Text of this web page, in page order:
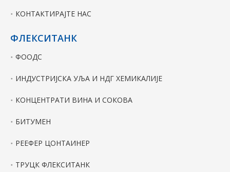
КОНТАКТИРАЈТЕ НАС
ФЛЕКСИТАНК
ФООДС
ИНДУСТРИЈСКА УЉА И НДГ ХЕМИКАЛИЈЕ
КОНЦЕНТРАТИ ВИНА И СОКОВА
БИТУМЕН
РЕЕФЕР ЦОНТАИНЕР
ТРУЦК ФЛЕКСИТАНК